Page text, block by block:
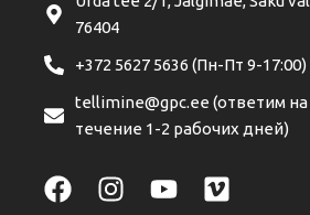
76404
+372 5627 5636 (Пн-Пт 9-17:00)
tellimine@gpc.ee (ответим
течение 1-2 рабочих дней)